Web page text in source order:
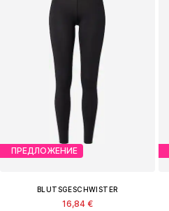
ПРЕДЛОЖЕНИЕ
BLUTSGESCHWISTER
16,84 €